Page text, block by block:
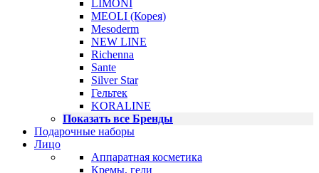
LIMONI
MEOLI (Корея)
Mesoderm
NEW LINE
Richenna
Sante
Silver Star
Гельтек
KORALINE
Показать все Бренды
Подарочные наборы
Лицо
Аппаратная косметика
Кремы, гели